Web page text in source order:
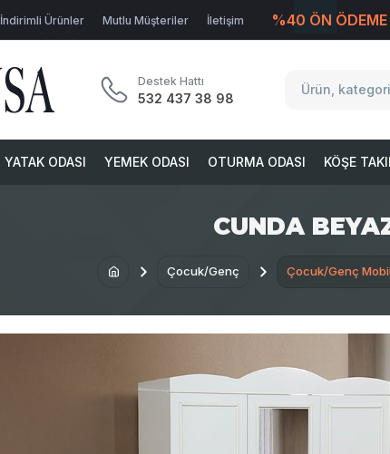
İndirimli Ürünler Mutlu Müşteriler İletişim %40 ÖN
Destek Hattı
532 437 38 98
YATAK ODASI YEMEK ODASI OTURMA ODASI KÖŞE
CUNDA
Çocuk/Genç Çocuk/Genç
T-Soft E-